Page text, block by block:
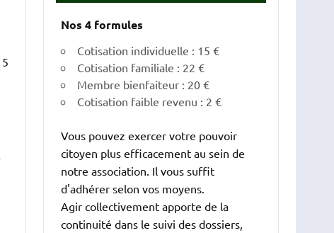
Nos 4 formules
Cotisation individuelle : 15 €
Cotisation familiale : 22 €
Membre bienfaiteur : 20 €
Cotisation faible revenu : 2 €
Vous pouvez exercer votre pouvoir
citoyen plus efficacement au sein de
notre association. Il vous suffit
d'adhérer selon vos moyens.
Agir collectivement apporte de la
continuité dans le suivi des dossiers,